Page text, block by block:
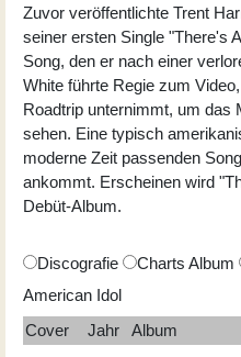
Zuvor veröffentlichte Trent
seiner ersten Single "There's
Song, den er nach einer
White führte Regie zum
Roadtrip unternimmt, um das
sehen. Eine typisch
moderne Zeit passenden
ankommt. Erscheinen wird
Debüt-Album.
Discografie Charts Album
American Idol
Cover
Jahr Album